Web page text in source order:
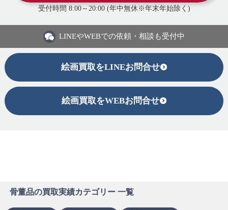
受付時間 8:00～20:00 (年中無休※年末年始除く)
LINEやWEBでの依頼・相談も受付中
絵画買取をLINEお問合せ
絵画買取をWEBお問合せ
骨董品の買取実績カテゴリー 一覧